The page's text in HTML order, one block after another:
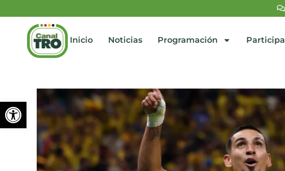
Abrir barra de herramientas
Inicio Noticias Programación Participa